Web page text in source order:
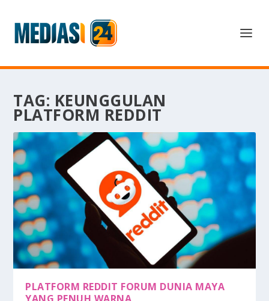
TAG: KEUNGGULAN
PLATFORM REDDIT
PLATFORM REDDIT FORUM DUNIA MAYA